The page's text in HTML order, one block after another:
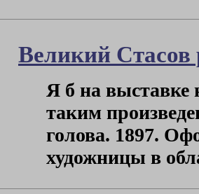
Великий Стасов
Я б на выставке
таким
голова. 1897.
художницы в